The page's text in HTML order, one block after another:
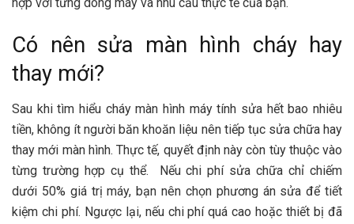
Có nên sửa màn hình cháy hay
thay mới?
Sau khi tìm hiểu cháy màn hình máy tính sửa hết bao nhiêu
tiền, không ít người băn khoăn liệu nên tiếp tục sửa chữa hay
thay mới màn hình. Thực tế, quyết định này còn tùy thuộc vào
từng trường hợp cụ thể. Nếu chi phí sửa chữa chỉ chiếm
dưới 50% giá trị máy, bạn nên chọn phương án sửa để tiết
kiệm chi phí. Ngược lại, nếu chi phí quá cao hoặc thiết bị đã